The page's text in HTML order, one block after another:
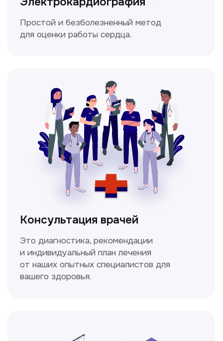
Мультиспиральная
компьютерная томография
Высокоточный метод диагностики,
позволяющий получить детальные
изображения внутренних органов и тканей.
дыхания, включающий в себя измерение